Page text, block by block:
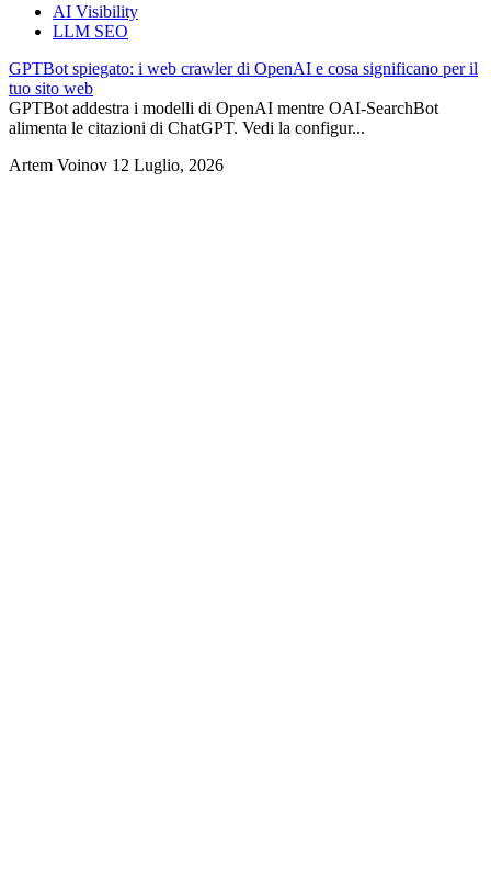
AI Visibility
LLM SEO
GPTBot spiegato: i web crawler di OpenAI e cosa significano per il
tuo sito web
GPTBot addestra i modelli di OpenAI mentre OAI-SearchBot
alimenta le citazioni di ChatGPT. Vedi la configur...
Artem Voinov 12 Luglio, 2026